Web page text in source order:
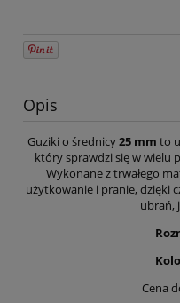
Opis
Guziki o średnicy25 mm to
który sprawdzi się w wielu
Wykonane z trwałego
użytkowanie i pranie, dzięki
ubrań,
Cena